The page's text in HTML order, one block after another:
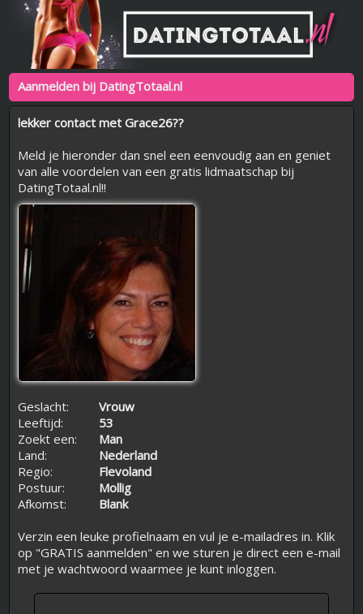
Aanmelden bij DatingTotaal.nl
lekker contact met Grace26??
Meld je hieronder dan snel een eenvoudig aan en geniet
van alle voordelen van een gratis lidmaatschap bij
DatingTotaal.nl!!
Geslacht:
Vrouw
Leeftijd:
53
Zoekt een:
Man
Land:
Nederland
Regio:
Flevoland
Postuur:
Mollig
Afkomst:
Blank
Verzin een leuke profielnaam en vul je e-mailadres in. Klik
op "GRATIS aanmelden" en we sturen je direct een e-mail
met je wachtwoord waarmee je kunt inloggen.